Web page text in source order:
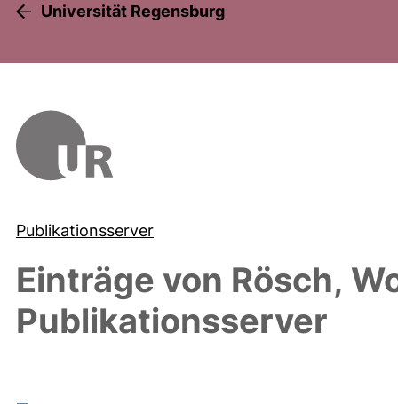
Universität Regensburg
Publikationsserver
Einträge von Rösch,
Publikationsserver